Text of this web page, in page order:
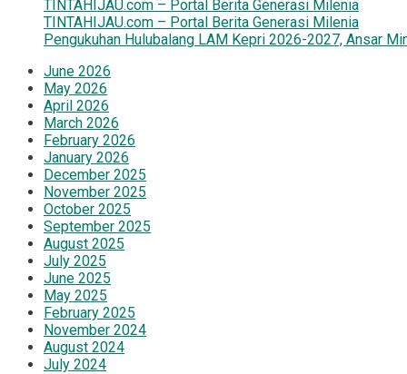
TINTAHIJAU.com – Portal Berita Generasi Milenia
TINTAHIJAU.com – Portal Berita Generasi Milenia
Pengukuhan Hulubalang LAM Kepri 2026-2027, Ansar
June 2026
May 2026
April 2026
March 2026
February 2026
January 2026
December 2025
November 2025
October 2025
September 2025
August 2025
July 2025
June 2025
May 2025
February 2025
November 2024
August 2024
July 2024